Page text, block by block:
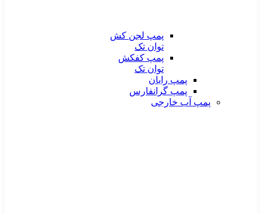
پمپ لجن کش
توان تک
پمپ کفکش
توان تک
پمپ رایان
پمپ گرانفارس
پمپ آب خارجی